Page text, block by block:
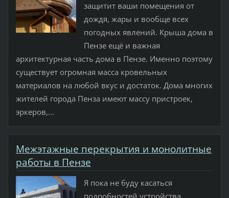
защитит ваши помещения от
дождя, жары и вообще всех
погодных явлений. Крыша дома в
Пензе ещё и важная
архитектурная часть дома в Пензе. Именно поэтому
существует огромная масса кровельных
материалов на любой вкус и достаток. Дома многих
жителей города Пенза имеют массу пристроек,
эркеров,...
Межэтажные перекрытия и монолитные
работы в Пензе
Я пока не буду касаться